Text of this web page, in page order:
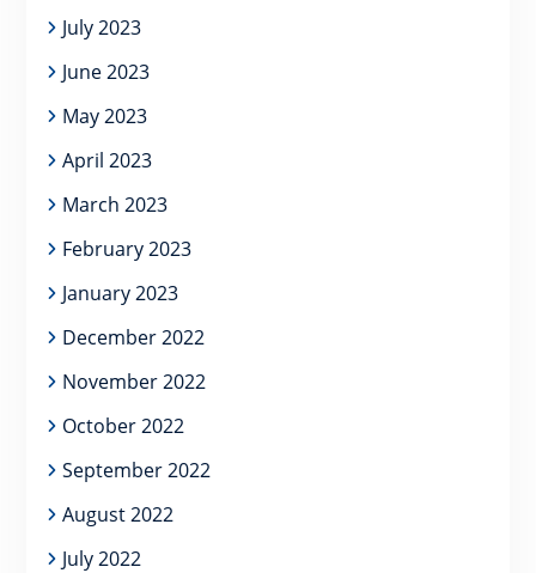
July 2023
June 2023
May 2023
April 2023
March 2023
February 2023
January 2023
December 2022
November 2022
October 2022
September 2022
August 2022
July 2022